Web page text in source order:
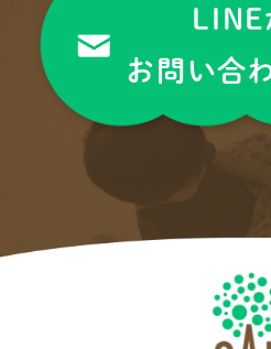
LINE
お問い合